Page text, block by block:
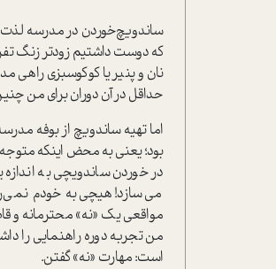
ساندویچ‌خوردن در مدرسه
که دوست داشتیم زودتر زنگ
نان و پنیر یا کوکو‌سبزی راهی
حداقل در آن دوران برای من
اما تهیه ساندویچ از بوفه
بود؛ یعنی به محض اینکه
در خوردن ساندویچی به
می‌سازد! هیچی به خودم
مواقعی یک «نه» محترمانه و
من تجربه دوره راهنمایی را
است: مهارت «نه» گفتن.